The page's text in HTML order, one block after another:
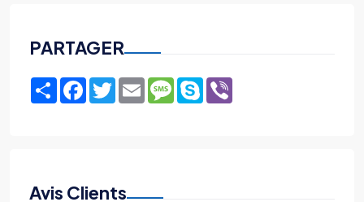
PARTAGER
ShareFacebook
TwitterEmailMessage
Skype
Avis Clients